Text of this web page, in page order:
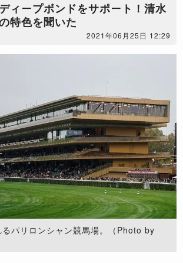
ィープボンドをサポート！清水
特色を聞いた
2021年06月25日 12:29
パリロンシャン競馬場。（Photo by